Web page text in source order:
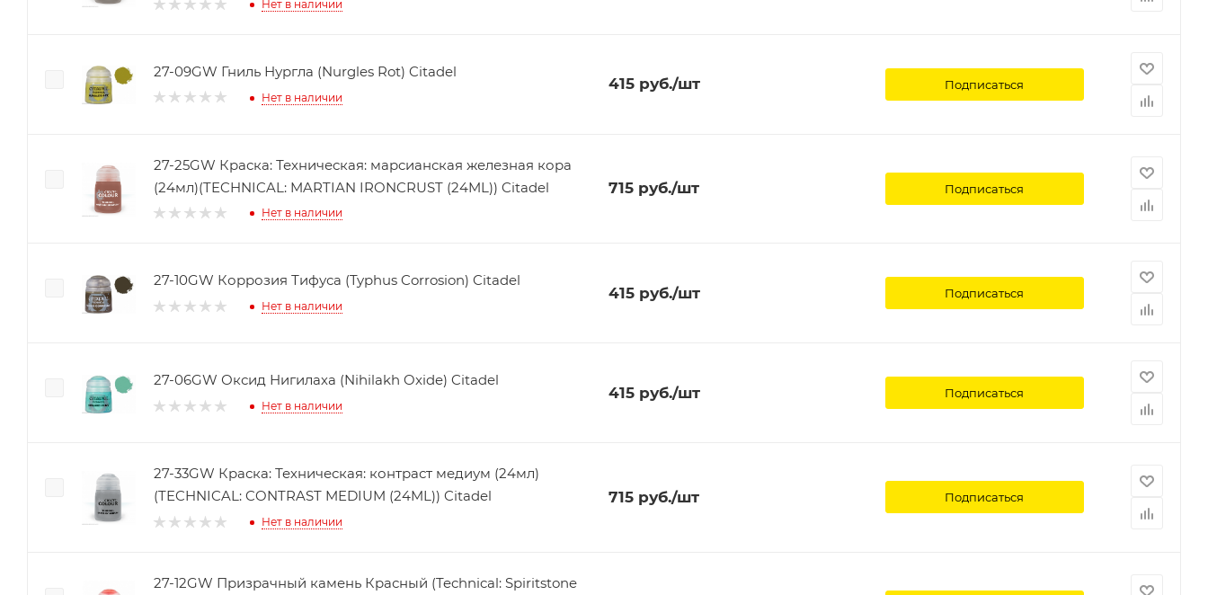
Нет в наличии
27-09GW Гниль Нургла (Nurgles Rot) Citadel
Нет в наличии
415руб./шт Подписаться
27-25GW Краска: Техническая: марcианская железная кора
(24мл)(TECHNICAL: MARTIAN IRONCRUST (24ML)) Citadel
Нет в наличии
715руб./шт Подписаться
27-10GW Коррозия Тифуса (Typhus Corrosion) Citadel
Нет в наличии
415руб./шт Подписаться
27-06GW Оксид Нигилаха (Nihilakh Oxide) Citadel
Нет в наличии
415руб./шт Подписаться
27-33GW Краска: Техническая: контраст медиум (24мл)
(TECHNICAL: CONTRAST MEDIUM (24ML)) Citadel
Нет в наличии
715руб./шт Подписаться
27-12GW Призрачный камень Красный (Technical: Spiritstone